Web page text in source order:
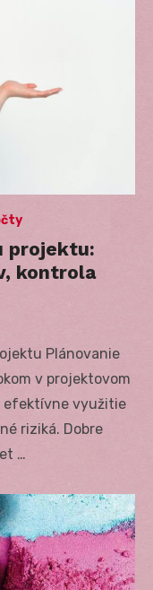
projektu:
kontrola
Plánovanie
v projektovom
efektívne využitie
riziká. Dobre
…